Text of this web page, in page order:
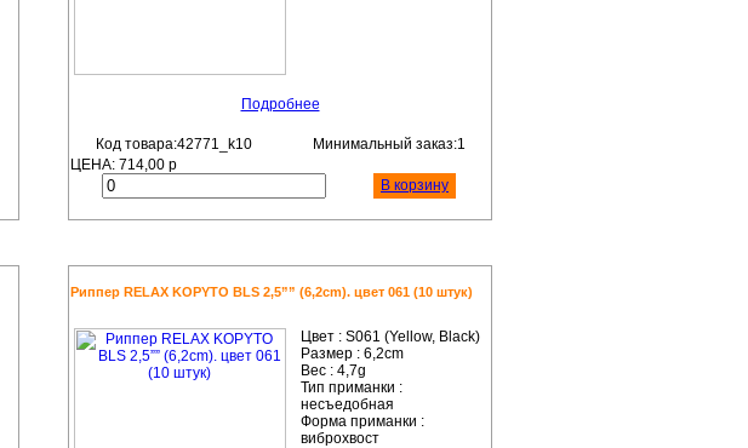
Подробнее
Код товара:42771_k10
Минимальный заказ:1
ЦЕНА: 714,00 р
В корзину
Риппер RELAX KOPYTO BLS 2,5”” (6,2cm). цвет 061 (10 штук)
Цвет : S061 (Yellow, Black)
Размер : 6,2cm
Вес : 4,7g
Тип приманки :
несъедобная
Форма приманки :
виброхвост